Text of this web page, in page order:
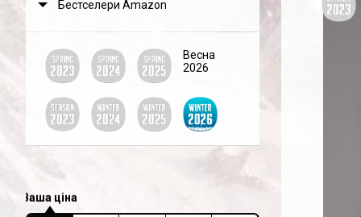
Бестселери Amazon
Весна
2026